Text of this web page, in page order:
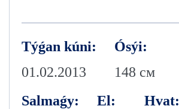
Týǵan kúni:
01.02.2013
Ósýi:
148 см
Salmaǵy:
El:
Hvat: